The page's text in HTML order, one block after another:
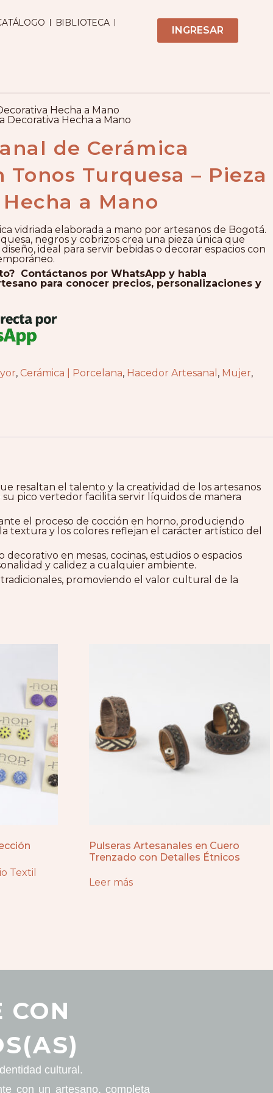
BIBLIOTECA
INGRESAR
Hecha a Mano
Decorativa Hecha a Mano
de Cerámica
Turquesa – Pieza
a Mano
vidriada elaborada a mano por artesanos de Bogotá.
negros y cobrizos crea una pieza única que
ideal para servir bebidas o decorar espacios con
Contáctanos por WhatsApp y habla
para conocer precios, personalizaciones y
, Cerámica | Porcelana, Hacedor Artesanal , Mujer,
resaltan el talento y la creatividad de los artesanos
pico vertedor facilita servir líquidos de manera
el proceso de cocción en horno, produciendo
textura y los colores reflejan el carácter artístico del
en mesas, cocinas, estudios o espacios
y calidez a cualquier ambiente.
promoviendo el valor cultural de la
Textil
Pulseras Artesanales en Cuero
Trenzado con Detalles Étnicos
Leer más
CON
cultural.
con un artesano, completa